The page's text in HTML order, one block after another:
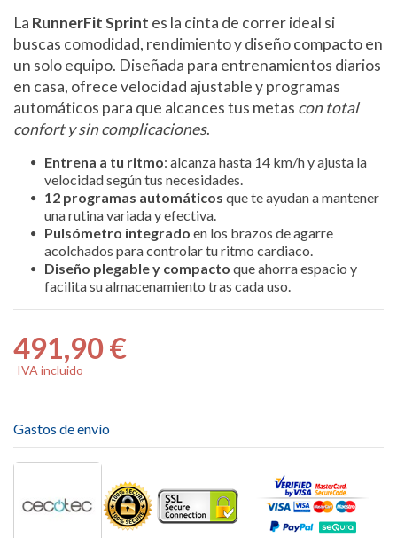
La RunnerFit Sprint es la cinta de correr ideal si
buscas comodidad, rendimiento y diseño compacto en
un solo equipo. Diseñada para entrenamientos diarios
en casa, ofrece velocidad ajustable y programas
automáticos para que alcances tus metas con total
confort y sin complicaciones.
Entrena a tu ritmo: alcanza hasta 14 km/h y ajusta la
velocidad según tus necesidades.
12 programas automáticos que te ayudan a mantener
una rutina variada y efectiva.
Pulsómetro integrado en los brazos de agarre
acolchados para controlar tu ritmo cardiaco.
Diseño plegable y compacto que ahorra espacio y
facilita su almacenamiento tras cada uso.
491,90 €
IVA incluido
Gastos de envío